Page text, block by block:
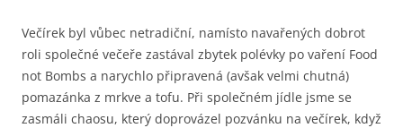
Večírek byl vůbec netradiční, namísto navařených dobrot
roli společné večeře zastával zbytek polévky po vaření Food
not Bombs a narychlo připravená (avšak velmi chutná)
pomazánka z mrkve a tofu. Při společném jídle jsme se
zasmáli chaosu, který doprovázel pozvánku na večírek, když